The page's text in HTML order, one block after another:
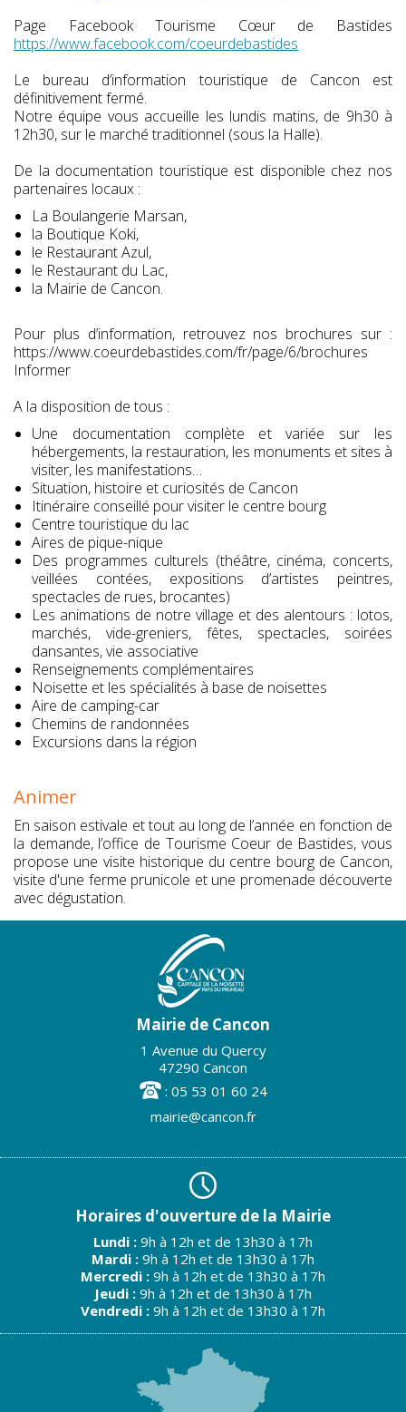
Page Facebook Tourisme Cœur de Bastides
https://www.facebook.com/coeurdebastides
Le bureau d’information touristique de Cancon est
définitivement fermé.
Notre équipe vous accueille les lundis matins, de 9h30 à
12h30, sur le marché traditionnel (sous la Halle).
De la documentation touristique est disponible chez nos
partenaires locaux :
La Boulangerie Marsan,
la Boutique Koki,
le Restaurant Azul,
le Restaurant du Lac,
la Mairie de Cancon.
Pour plus d’information, retrouvez nos brochures sur :
https://www.coeurdebastides.com/fr/page/6/brochures
Informer
A la disposition de tous :
Une documentation complète et variée sur les
hébergements, la restauration, les monuments et sites à
visiter, les manifestations…
Situation, histoire et curiosités de Cancon
Itinéraire conseillé pour visiter le centre bourg
Centre touristique du lac
Aires de pique-nique
Des programmes culturels (théâtre, cinéma, concerts,
veillées contées, expositions d’artistes peintres,
spectacles de rues, brocantes)
Les animations de notre village et des alentours : lotos,
marchés, vide-greniers, fêtes, spectacles, soirées
dansantes, vie associative
Renseignements complémentaires
Noisette et les spécialités à base de noisettes
Aire de camping-car
Chemins de randonnées
Excursions dans la région
Animer
En saison estivale et tout au long de l’année en fonction de
la demande, l’office de Tourisme Coeur de Bastides, vous
propose une visite historique du centre bourg de Cancon,
visite d'une ferme prunicole et une promenade découverte
avec dégustation.
Mairie de Cancon
1 Avenue du Quercy
47290 Cancon
: 05 53 01 60 24
mairie@cancon.fr
Horaires d'ouverture de la Mairie
Lundi : 9h à 12h et de 13h30 à 17h
Mardi : 9h à 12h et de 13h30 à 17h
Mercredi : 9h à 12h et de 13h30 à 17h
Jeudi : 9h à 12h et de 13h30 à 17h
Vendredi : 9h à 12h et de 13h30 à 17h